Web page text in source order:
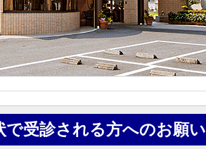
で受診される方へのお願い